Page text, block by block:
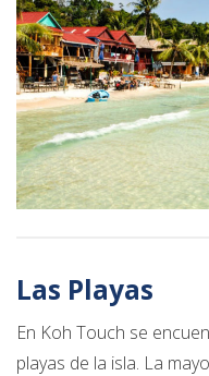
Las Playas
En Koh Touch se
playas de la isla. La